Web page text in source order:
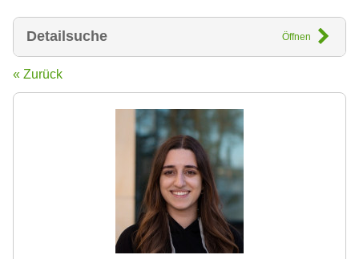
Detailsuche Öffnen
« Zurück